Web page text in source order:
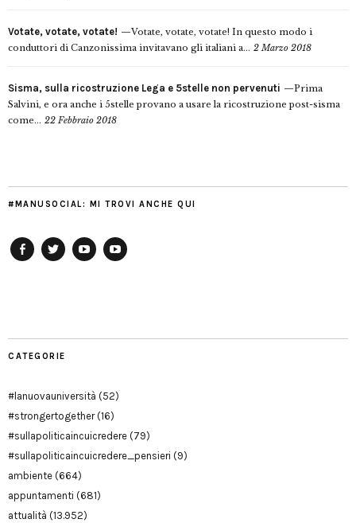
Votate, votate, votate!
Votate, votate, votate! In questo modo i
conduttori di Canzonissima invitavano gli italiani a... 2 Marzo 2018
Sisma, sulla ricostruzione Lega e 5stelle non pervenuti
Prima
Salvini, e ora anche i 5stelle provano a usare la ricostruzione post-sisma
come... 22 Febbraio 2018
#MANUSOCIAL: MI TROVI ANCHE QUI
CATEGORIE
#lanuovauniversità (52)
#strongertogether(16)
#sullapoliticaincuicredere (79)
#sullapoliticaincuicredere_pensieri (9)
ambiente (664)
appuntamenti (681)
attualità (13.952)